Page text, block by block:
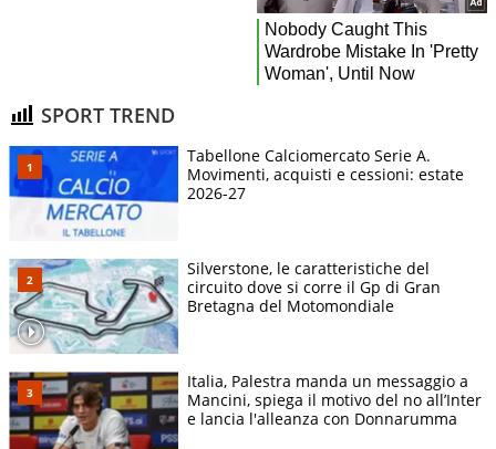
SPORT TREND
Tabellone Calciomercato Serie A.
Movimenti, acquisti e cessioni: estate
2026-27
Silverstone, le caratteristiche del
circuito dove si corre il Gp di Gran
Bretagna del Motomondiale
Italia, Palestra manda un messaggio a
Mancini, spiega il motivo del no all’Inter
e lancia l'alleanza con Donnarumma